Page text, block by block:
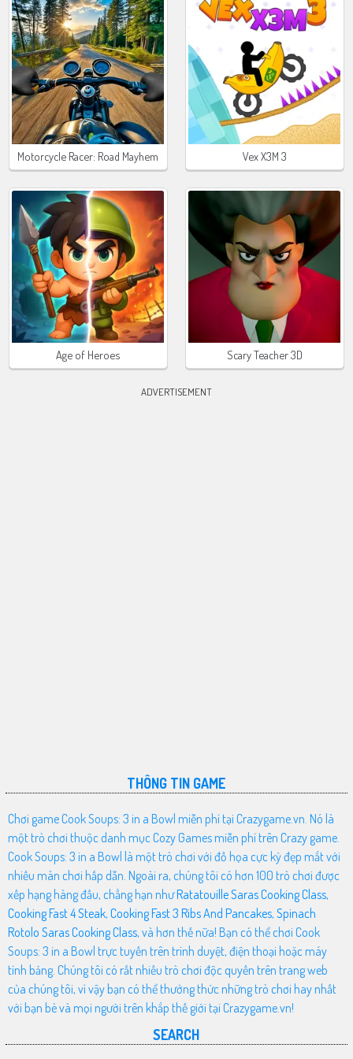
Motorcycle Racer: Road Mayhem Vex X3M 3
Age of Heroes Scary Teacher 3D
ADVERTISEMENT
THÔNG TIN GAME
Chơi game Cook Soups: 3 in a Bowl miễn phí tại Crazygame.vn. Nó là
một trò chơi thuộc danh mục Cozy Games miễn phí trên Crazy game.
Cook Soups: 3 in a Bowl là một trò chơi với đồ họa cực kỳ đẹp mắt với
nhiều màn chơi hấp dẫn. Ngoài ra, chúng tôi có hơn 100 trò chơi được
xếp hạng hàng đầu, chẳng hạn nhưRatatouille Saras Cooking Class,
Cooking Fast 4 Steak, Cooking Fast 3 Ribs And Pancakes, Spinach
Rotolo Saras Cooking Class, và hơn thế nữa! Bạn có thể chơi Cook
Soups: 3 in a Bowl trực tuyến trên trình duyệt, điện thoại hoặc máy
tính bảng. Chúng tôi có rất nhiều trò chơi độc quyền trên trang web
của chúng tôi, vì vậy bạn có thể thưởng thức những trò chơi hay nhất
với bạn bè và mọi người trên khắp thế giới tại Crazygame.vn!
SEARCH